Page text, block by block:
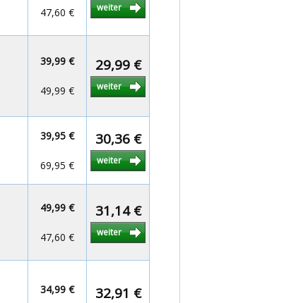
47,60 € weiter
39,99 €
49,99 €
29,99 €
weiter
39,95 €
69,95 €
30,36 €
weiter
49,99 €
47,60 €
31,14 €
weiter
34,99 € 32,91 €